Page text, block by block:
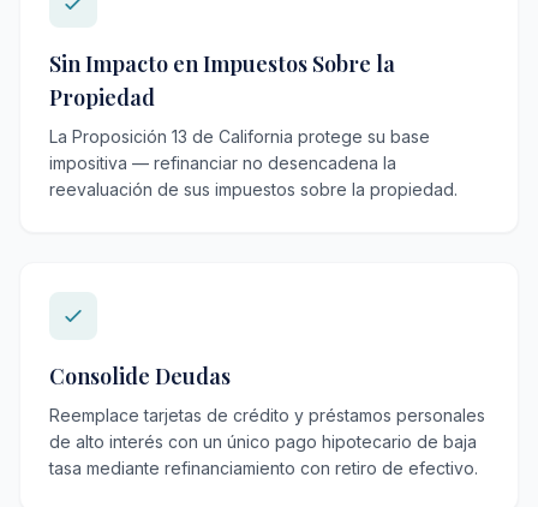
Sin Impacto en Impuestos Sobre la
Propiedad
La Proposición 13 de California protege su base
impositiva — refinanciar no desencadena la
reevaluación de sus impuestos sobre la propiedad.
Consolide Deudas
Reemplace tarjetas de crédito y préstamos personales
de alto interés con un único pago hipotecario de baja
tasa mediante refinanciamiento con retiro de efectivo.